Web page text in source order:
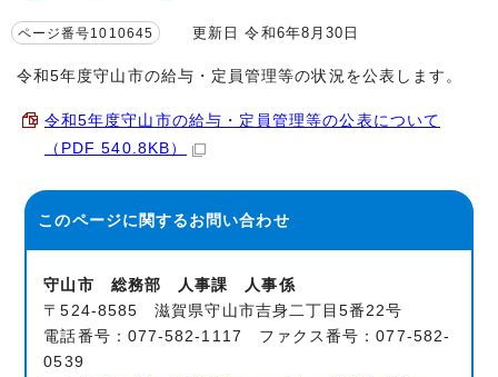
ページ番号1010645 更新日 令和6年8月30日
令和5年度守山市の給与・定員管理等の状況を公表します。
令和5年度守山市の給与・定員管理等の公表について
（PDF 540.8KB）
このページに関するお問い合わせ
守山市 総務部 人事課 人事係
〒524-8585 滋賀県守山市吉身二丁目5番22号
電話番号：077-582-1117 ファクス番号：077-582-
0539